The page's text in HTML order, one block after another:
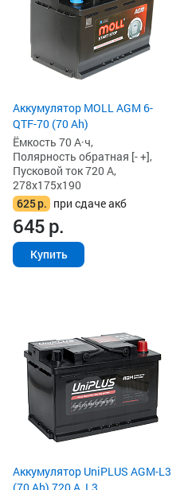
Аккумулятор MOLL AGM 6-
QTF-70 (70 Ah)
Ёмкость 70 А·ч,
Полярность обратная [- +],
Пусковой ток 720 А,
278x175x190
625р. при сдаче акб
645р.
Купить
Аккумулятор UniPLUS AGM-L3